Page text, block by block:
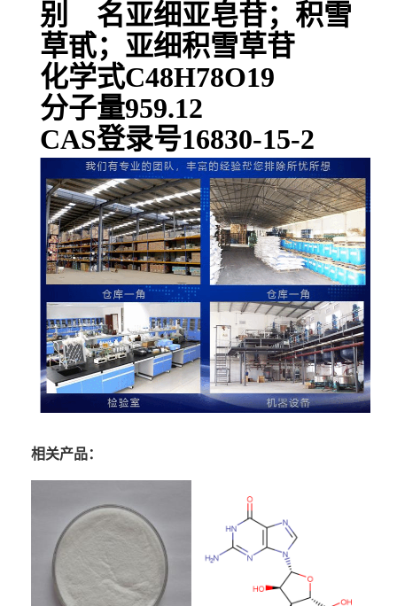
别 名亚细亚皂苷；积雪
草甙；亚细积雪草苷
化学式C48H78O19
分子量959.12
CAS登录号16830-15-2
相关产品：